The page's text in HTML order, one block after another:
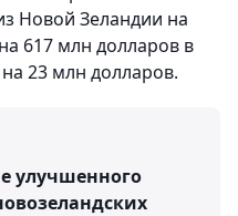
Новой Зеландии на
617 млн долларов в
23 млн долларов.
улучшенного